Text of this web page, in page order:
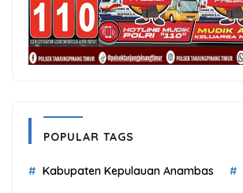
POPULAR TAGS
Kabupaten Kepulauan Anambas